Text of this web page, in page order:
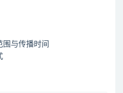
与传播时间